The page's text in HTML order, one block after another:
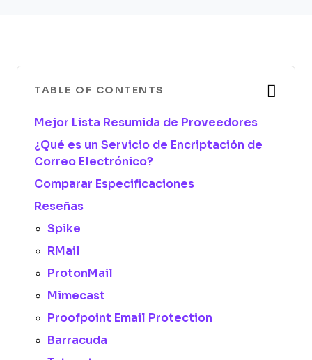
TABLE OF CONTENTS
Mejor Lista Resumida de Proveedores
¿Qué es un Servicio de Encriptación de
Correo Electrónico?
Comparar Especificaciones
Reseñas
Spike
RMail
ProtonMail
Mimecast
Proofpoint Email Protection
Barracuda